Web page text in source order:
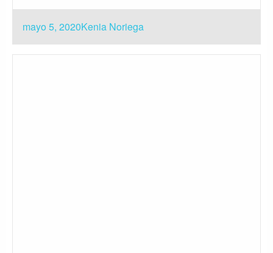
Publicado
el
mayo 5, 2020Kenia Noriega